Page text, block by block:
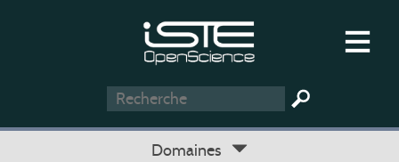
Domaines